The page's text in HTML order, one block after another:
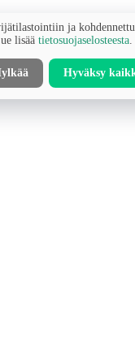
ja
lisää tietosuojaselosteesta
Hyväksy